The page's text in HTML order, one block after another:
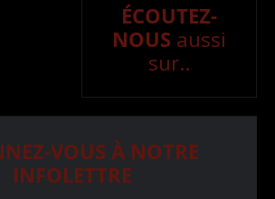
ÉCOUTEZ-
NOUS aussi
sur..
VOUS À NOTRE
INFOLETTRE